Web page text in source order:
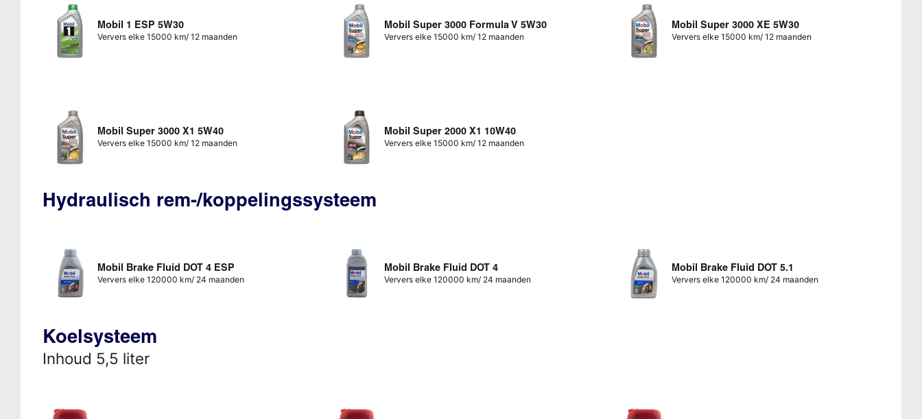
Mobil 1 ESP 5W30
Ververs elke 15000 km/ 12 maanden
Mobil Super 3000 Formula V 5W30
Ververs elke 15000 km/ 12 maanden
Mobil Super 3000 XE 5W30
Ververs elke 15000 km/ 12 maanden
Mobil Super 3000 X1 5W40
Ververs elke 15000 km/ 12 maanden
Mobil Super 2000 X1 10W40
Ververs elke 15000 km/ 12 maanden
Hydraulisch rem-/koppelingssysteem
Mobil Brake Fluid DOT 4 ESP
Ververs elke 120000 km/ 24 maanden
Mobil Brake Fluid DOT 4
Ververs elke 120000 km/ 24 maanden
Mobil Brake Fluid DOT 5.1
Ververs elke 120000 km/ 24 maanden
Koelsysteem
Inhoud 5,5 liter